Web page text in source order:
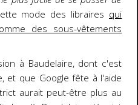
mode des libraires qui
des sous-vêtements
à Baudelaire, dont c'est
et que Google fête à l'aide
aurait peut-être plus au